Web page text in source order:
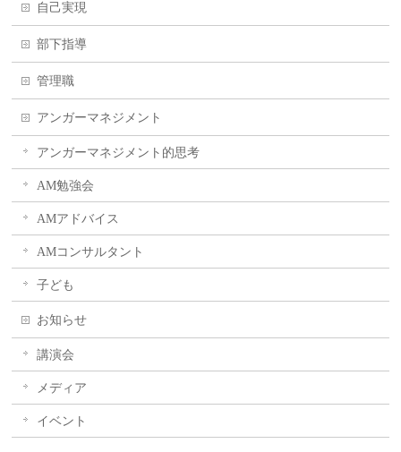
自己実現
部下指導
管理職
アンガーマネジメント
アンガーマネジメント的思考
AM勉強会
AMアドバイス
AMコンサルタント
子ども
お知らせ
講演会
メディア
イベント